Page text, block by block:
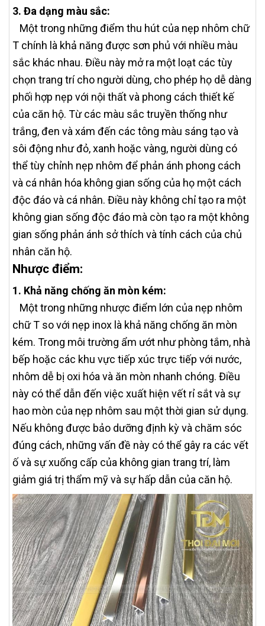
3. Đa dạng màu sắc:
Một trong những điểm thu hút của nẹp nhôm chữ
T chính là khả năng được sơn phủ với nhiều màu
sắc khác nhau. Điều này mở ra một loạt các tùy
chọn trang trí cho người dùng, cho phép họ dễ dàng
phối hợp nẹp với nội thất và phong cách thiết kế
của căn hộ. Từ các màu sắc truyền thống như
trắng, đen và xám đến các tông màu sáng tạo và
sôi động như đỏ, xanh hoặc vàng, người dùng có
thể tùy chỉnh nẹp nhôm để phản ánh phong cách
và cá nhân hóa không gian sống của họ một cách
độc đáo và cá nhân. Điều này không chỉ tạo ra một
không gian sống độc đáo mà còn tạo ra một không
gian sống phản ánh sở thích và tính cách của chủ
nhân căn hộ.
Nhược điểm:
1. Khả năng chống ăn mòn kém:
Một trong những nhược điểm lớn của nẹp nhôm
chữ T so với nẹp inox là khả năng chống ăn mòn
kém. Trong môi trường ẩm ướt như phòng tắm, nhà
bếp hoặc các khu vực tiếp xúc trực tiếp với nước,
nhôm dễ bị oxi hóa và ăn mòn nhanh chóng. Điều
này có thể dẫn đến việc xuất hiện vết rỉ sắt và sự
hao mòn của nẹp nhôm sau một thời gian sử dụng.
Nếu không được bảo dưỡng định kỳ và chăm sóc
đúng cách, những vấn đề này có thể gây ra các vết
ố và sự xuống cấp của không gian trang trí, làm
giảm giá trị thẩm mỹ và sự hấp dẫn của căn hộ.